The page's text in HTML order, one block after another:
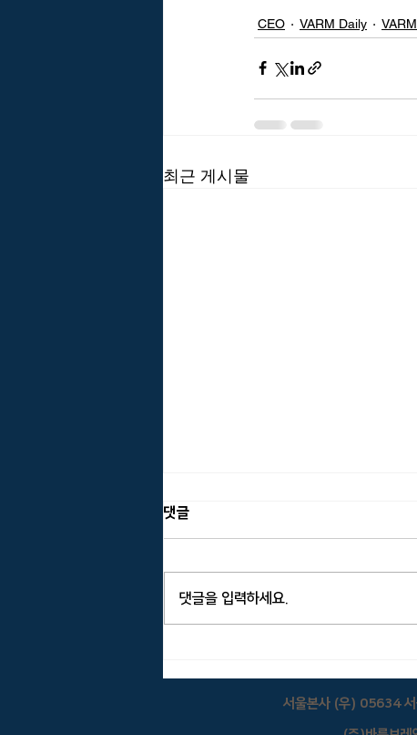
CEO VARM Daily
최근 게시물
댓글
댓글을 입력하세요.
서울본사 (우) 05634